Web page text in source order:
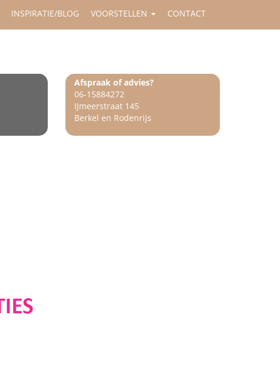
INSPIRATIE/BLOG VOORSTELLEN CONTACT
Afspraak of advies?
06-15884272
IJmeerstraat 145
Berkel en Rodenrijs